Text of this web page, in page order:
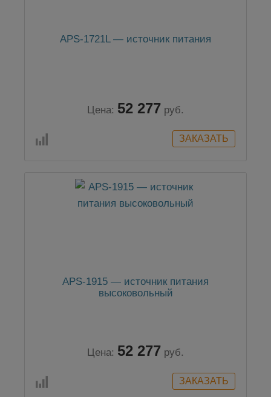
APS-1721L — источник питания
Цена: 52 277 руб.
APS-1915 — источник питания
высоковольный
Цена: 52 277 руб.